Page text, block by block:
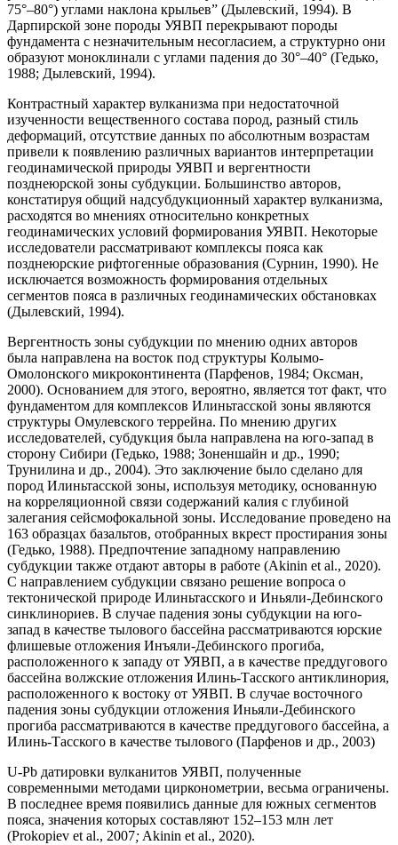
75°–80°) углами наклона крыльев” (Дылевский, 1994). В
Дарпирской зоне породы УЯВП перекрывают породы
фундамента с незначительным несогласием, а структурно они
образуют моноклинали с углами падения до 30°–40° (Гедько,
1988; Дылевский, 1994).
Контрастный характер вулканизма при недостаточной
изученности вещественного состава пород, разный стиль
деформаций, отсутствие данных по абсолютным возрастам
привели к появлению различных вариантов интерпретации
геодинамической природы УЯВП и вергентности
позднеюрской зоны субдукции. Большинство авторов,
констатируя общий надсубдукционный характер вулканизма,
расходятся во мнениях относительно конкретных
геодинамических условий формирования УЯВП. Некоторые
исследователи рассматривают комплексы пояса как
позднеюрские рифтогенные образования (Сурнин, 1990). Не
исключается возможность формирования отдельных
сегментов пояса в различных геодинамических обстановках
(Дылевский, 1994).
Вергентность зоны субдукции по мнению одних авторов
была направлена на восток под структуры Колымо-
Омолонского микроконтинента (Парфенов, 1984; Оксман,
2000). Основанием для этого, вероятно, является тот факт, что
фундаментом для комплексов Илиньтасской зоны являются
структуры Омулевского террейна. По мнению других
исследователей, субдукция была направлена на юго-запад в
сторону Сибири (Гедько, 1988; Зоненшайн и др., 1990;
Трунилина и др., 2004). Это заключение было сделано для
пород Илиньтасской зоны, используя методику, основанную
на корреляционной связи содержаний калия с глубиной
залегания сейсмофокальной зоны. Исследование проведено на
163 образцах базальтов, отобранных вкрест простирания зоны
(Гедько, 1988). Предпочтение западному направлению
субдукции также отдают авторы в работе (Akinin et al., 2020).
С направлением субдукции связано решение вопроса о
тектонической природе Илиньтасского и Иньяли-Дебинского
синклинориев. В случае падения зоны субдукции на юго-
запад в качестве тылового бассейна рассматриваются юрские
флишевые отложения Инъяли-Дебинского прогиба,
расположенного к западу от УЯВП, а в качестве преддугового
бассейна волжские отложения Илинь-Тасского антиклинория,
расположенного к востоку от УЯВП. В случае восточного
падения зоны субдукции отложения Иньяли-Дебинского
прогиба рассматриваются в качестве преддугового бассейна, а
Илинь-Тасского в качестве тылового (Парфенов и др., 2003)
U-Pb датировки вулканитов УЯВП, полученные
современными методами цирконометрии, весьма ограничены.
В последнее время появились данные для южных сегментов
пояса, значения которых составляют 152–153 млн лет
(Prokopiev et al., 2007; Akinin et al., 2020).